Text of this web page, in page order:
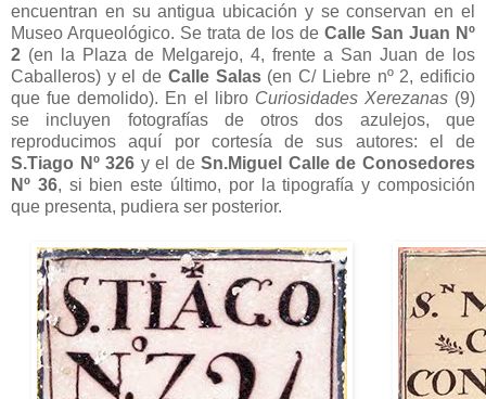
encuentran en su antigua ubicación y se conservan en el
Museo Arqueológico. Se trata de los de Calle San Juan Nº
2 (en la Plaza de Melgarejo, 4, frente a San Juan de los
Caballeros) y el de Calle Salas(en C/ Liebre nº 2, edificio
que fue demolido). En el libro Curiosidades Xerezanas(9)
se incluyen fotografías de otros dos azulejos, que
reproducimos aquí por cortesía de sus autores: el de
S.Tiago Nº 326 y el deSn.Miguel Calle de Conosedores
Nº 36, si bien este último, por la tipografía y composición
que presenta, pudiera ser posterior.